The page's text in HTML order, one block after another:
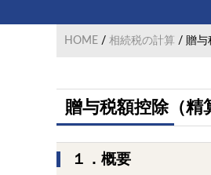
続
に
理
士
HOME / 相続税の計算 / 贈与
贈与税額控除（精
１．概要